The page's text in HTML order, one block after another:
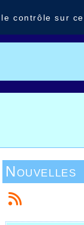
Nouvelles
contrôle sur